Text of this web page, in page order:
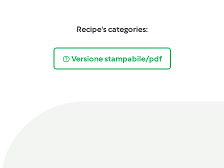
Recipe's categories:
Versione stampabile/pdf